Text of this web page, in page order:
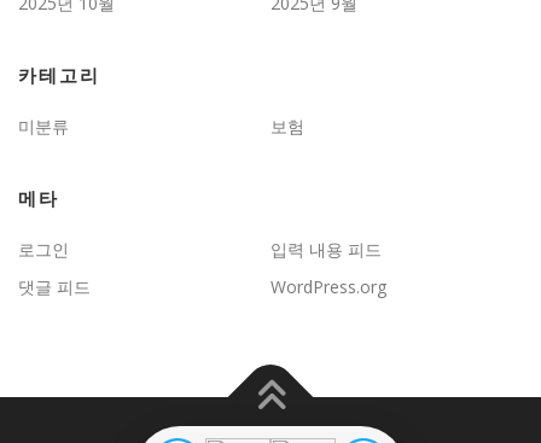
카테고리
미분류 보험
메타
로그인
입력 내용 피드
댓글 피드
WordPress.org